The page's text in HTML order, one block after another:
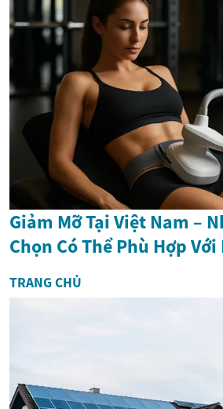
Giảm Mỡ Tại Việt Nam –
Chọn Có Thể Phù Hợp Với
TRANG CHỦ